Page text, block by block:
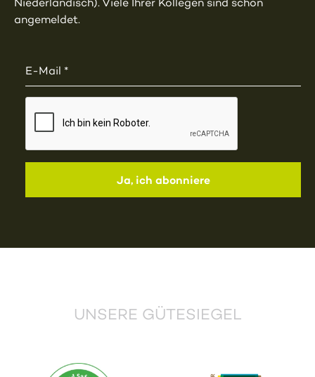
angemeldet.
UNSERE GÜTESIEGEL